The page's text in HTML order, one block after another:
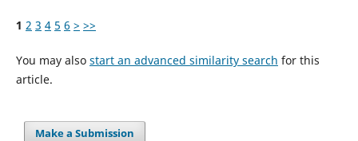
1 2 3 4 5 6 > >>
You may also start an advanced similarity search for this
article.
Make a Submission